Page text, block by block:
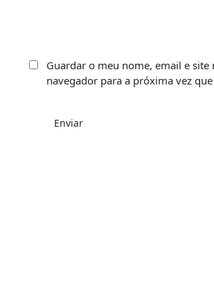
Guardar o meu nome, email e site
navegador para a próxima vez